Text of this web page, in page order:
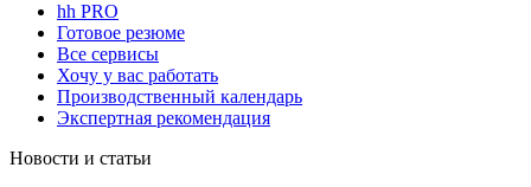
hh PRO
Готовое резюме
Все сервисы
Хочу у вас работать
Производственный календарь
Экспертная рекомендация
Новости и статьи